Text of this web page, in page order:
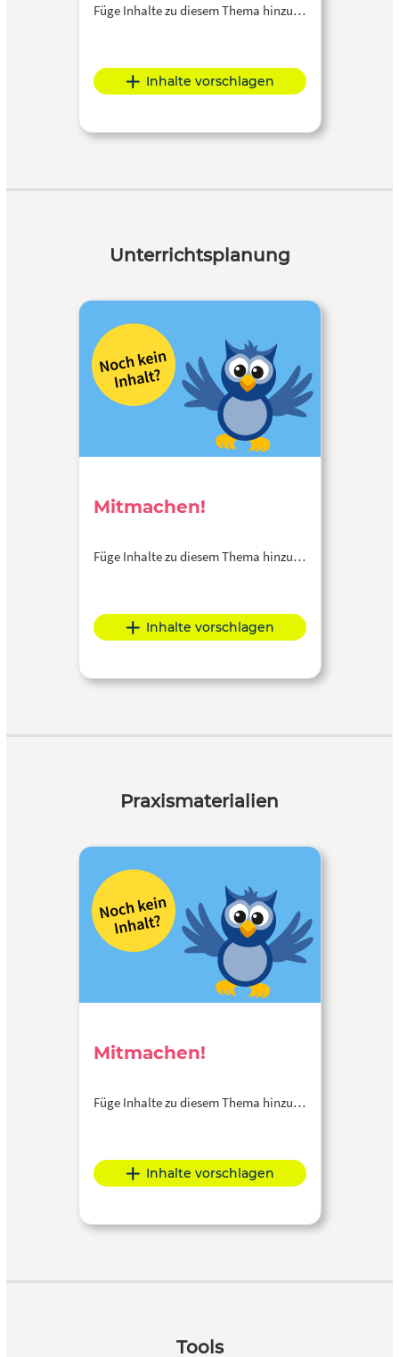
Füge Inhalte zu diesem Thema hinzu…
Inhalte vorschlagen
Unterrichtsplanung
Mitmachen!
Füge Inhalte zu diesem Thema hinzu…
Inhalte vorschlagen
Praxismaterialien
Mitmachen!
Füge Inhalte zu diesem Thema hinzu…
Inhalte vorschlagen
Tools